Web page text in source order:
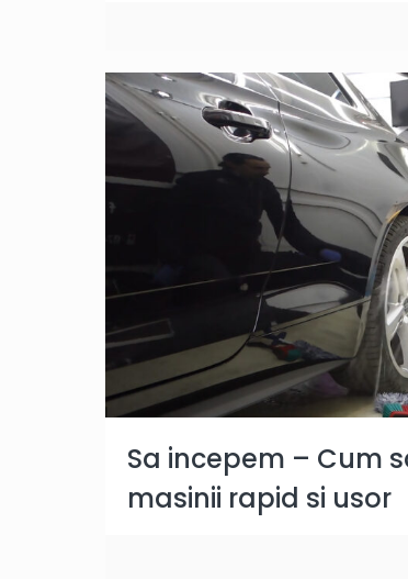
Sa incepem – Cum
masinii rapid si usor